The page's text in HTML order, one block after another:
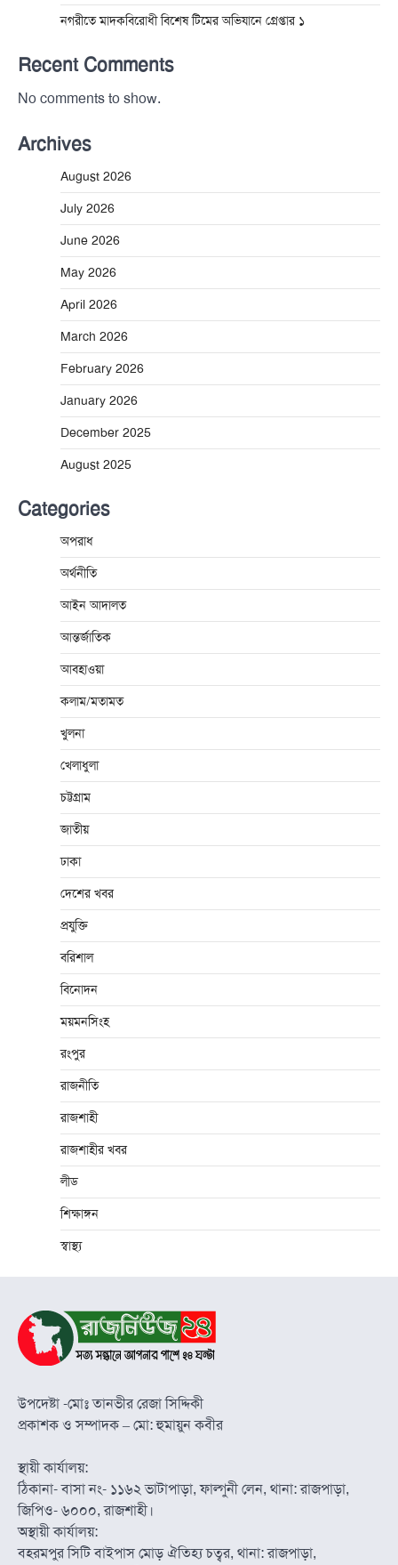
নগরীতে মাদকবিরোধী বিশেষ টিমের অভিযানে গ্রেপ্তার ১
Recent Comments
No comments to show.
Archives
August 2026
July 2026
June 2026
May 2026
April 2026
March 2026
February 2026
January 2026
December 2025
August 2025
Categories
অপরাধ
অর্থনীতি
আইন আদালত
আন্তর্জাতিক
আবহাওয়া
কলাম/মতামত
খুলনা
খেলাধুলা
চট্টগ্রাম
জাতীয়
ঢাকা
দেশের খবর
প্রযুক্তি
বরিশাল
বিনোদন
ময়মনসিংহ
রংপুর
রাজনীতি
রাজশাহী
রাজশাহীর খবর
লীড
শিক্ষাঙ্গন
স্বাস্থ্য
উপদেষ্টা -মোঃ তানভীর রেজা সিদ্দিকী
প্রকাশক ও সম্পাদক – মো: হুমায়ুন কবীর
স্থায়ী কার্যালয়:
ঠিকানা- বাসা নং- ১১৬২ ভাটাপাড়া, ফাল্গুনী লেন, থানা: রাজপাড়া,
জিপিও- ৬০০০, রাজশাহী।
অস্থায়ী কার্যালয়:
বহরমপুর সিটি বাইপাস মোড় ঐতিহ্য চত্বর, থানা: রাজপাড়া,